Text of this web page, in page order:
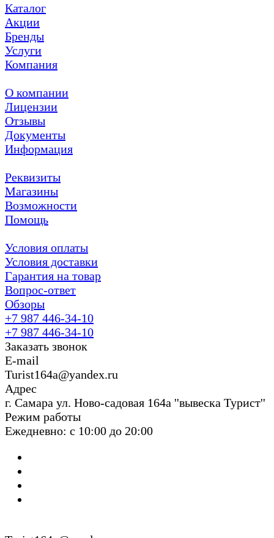
Каталог
Акции
Бренды
Услуги
Компания
О компании
Лицензии
Отзывы
Документы
Информация
Реквизиты
Магазины
Возможности
Помощь
Условия оплаты
Условия доставки
Гарантия на товар
Вопрос-ответ
Обзоры
+7 987 446-34-10
+7 987 446-34-10
Заказать звонок
E-mail
Turist164a@yandex.ru
Адрес
г. Cамара ул. Ново-садовая 164а ''вывеска Турист''
Режим работы
Ежедневно: с 10:00 до 20:00